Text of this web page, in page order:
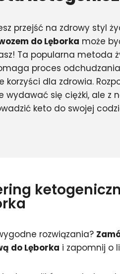
przejść na zdrowy styl
do Lęborka może
Ta popularna metoda
proces
korzyści dla zdrowia.
wydawać się ciężki, ale z
keto do swojej
rozwiązania?
do Lęborka i zapomnij o